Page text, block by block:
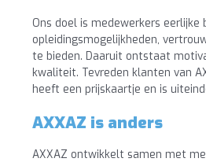
Ons doel is medewerkers eerlijke
opleidingsmogelijkheden,
te bieden. Daaruit ontstaat
kwaliteit. Tevreden klanten van
heeft een prijskaartje en is
AXXAZ is anders
AXXAZ ontwikkelt samen met